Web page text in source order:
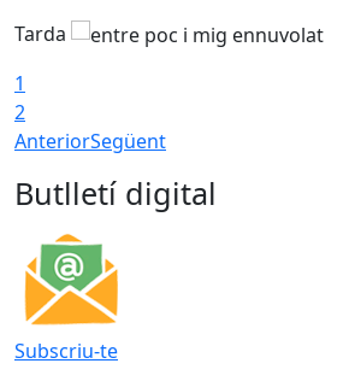
Tarda
1
2
AnteriorSegüent
Butlletí digital
Subscriu-te